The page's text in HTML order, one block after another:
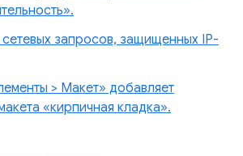
запросов, защищенных IP-
> Макет» добавляет
«кирпичная кладка».